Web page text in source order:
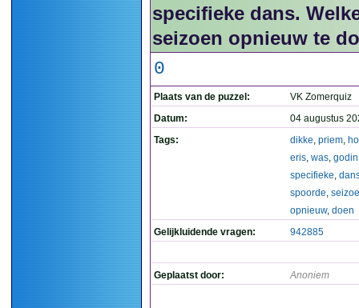
specifieke dans.
seizoen opnieuw te
0
Plaats van de puzzel:
VK Zomerquiz
Datum:
04 augustus
Tags:
dikke, priem,
eris, was, godin
specifieke,
spoorde,
opnieuw, doen
Gelijkluidende vragen:
942885
Geplaatst door: Anoniem